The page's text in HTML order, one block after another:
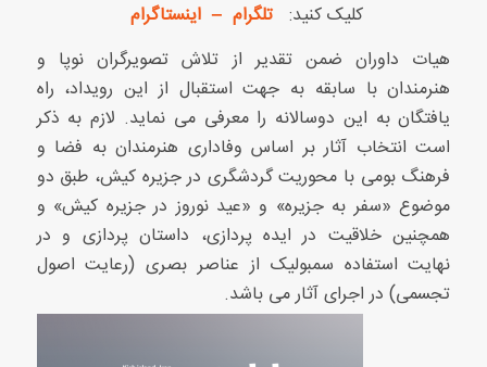
کلیک کنید: تلگرام – اینستاگرام
هیات داوران ضمن تقدیر از تلاش تصویرگران نوپا و
هنرمندان با سابقه به جهت استقبال از این رویداد، راه
یافتگان به این دوسالانه را معرفی می نماید. لازم به ذکر
است انتخاب آثار بر اساس وفاداری هنرمندان به فضا و
فرهنگ بومی با محوریت گردشگری در جزیره کیش، طبق دو
موضوع «سفر به جزیره» و «عید نوروز در جزیره کیش» و
همچنین خلاقیت در ایده پردازی، داستان پردازی و در
نهایت استفاده سمبولیک از عناصر بصری (رعایت اصول
تجسمی) در اجرای آثار می باشد.